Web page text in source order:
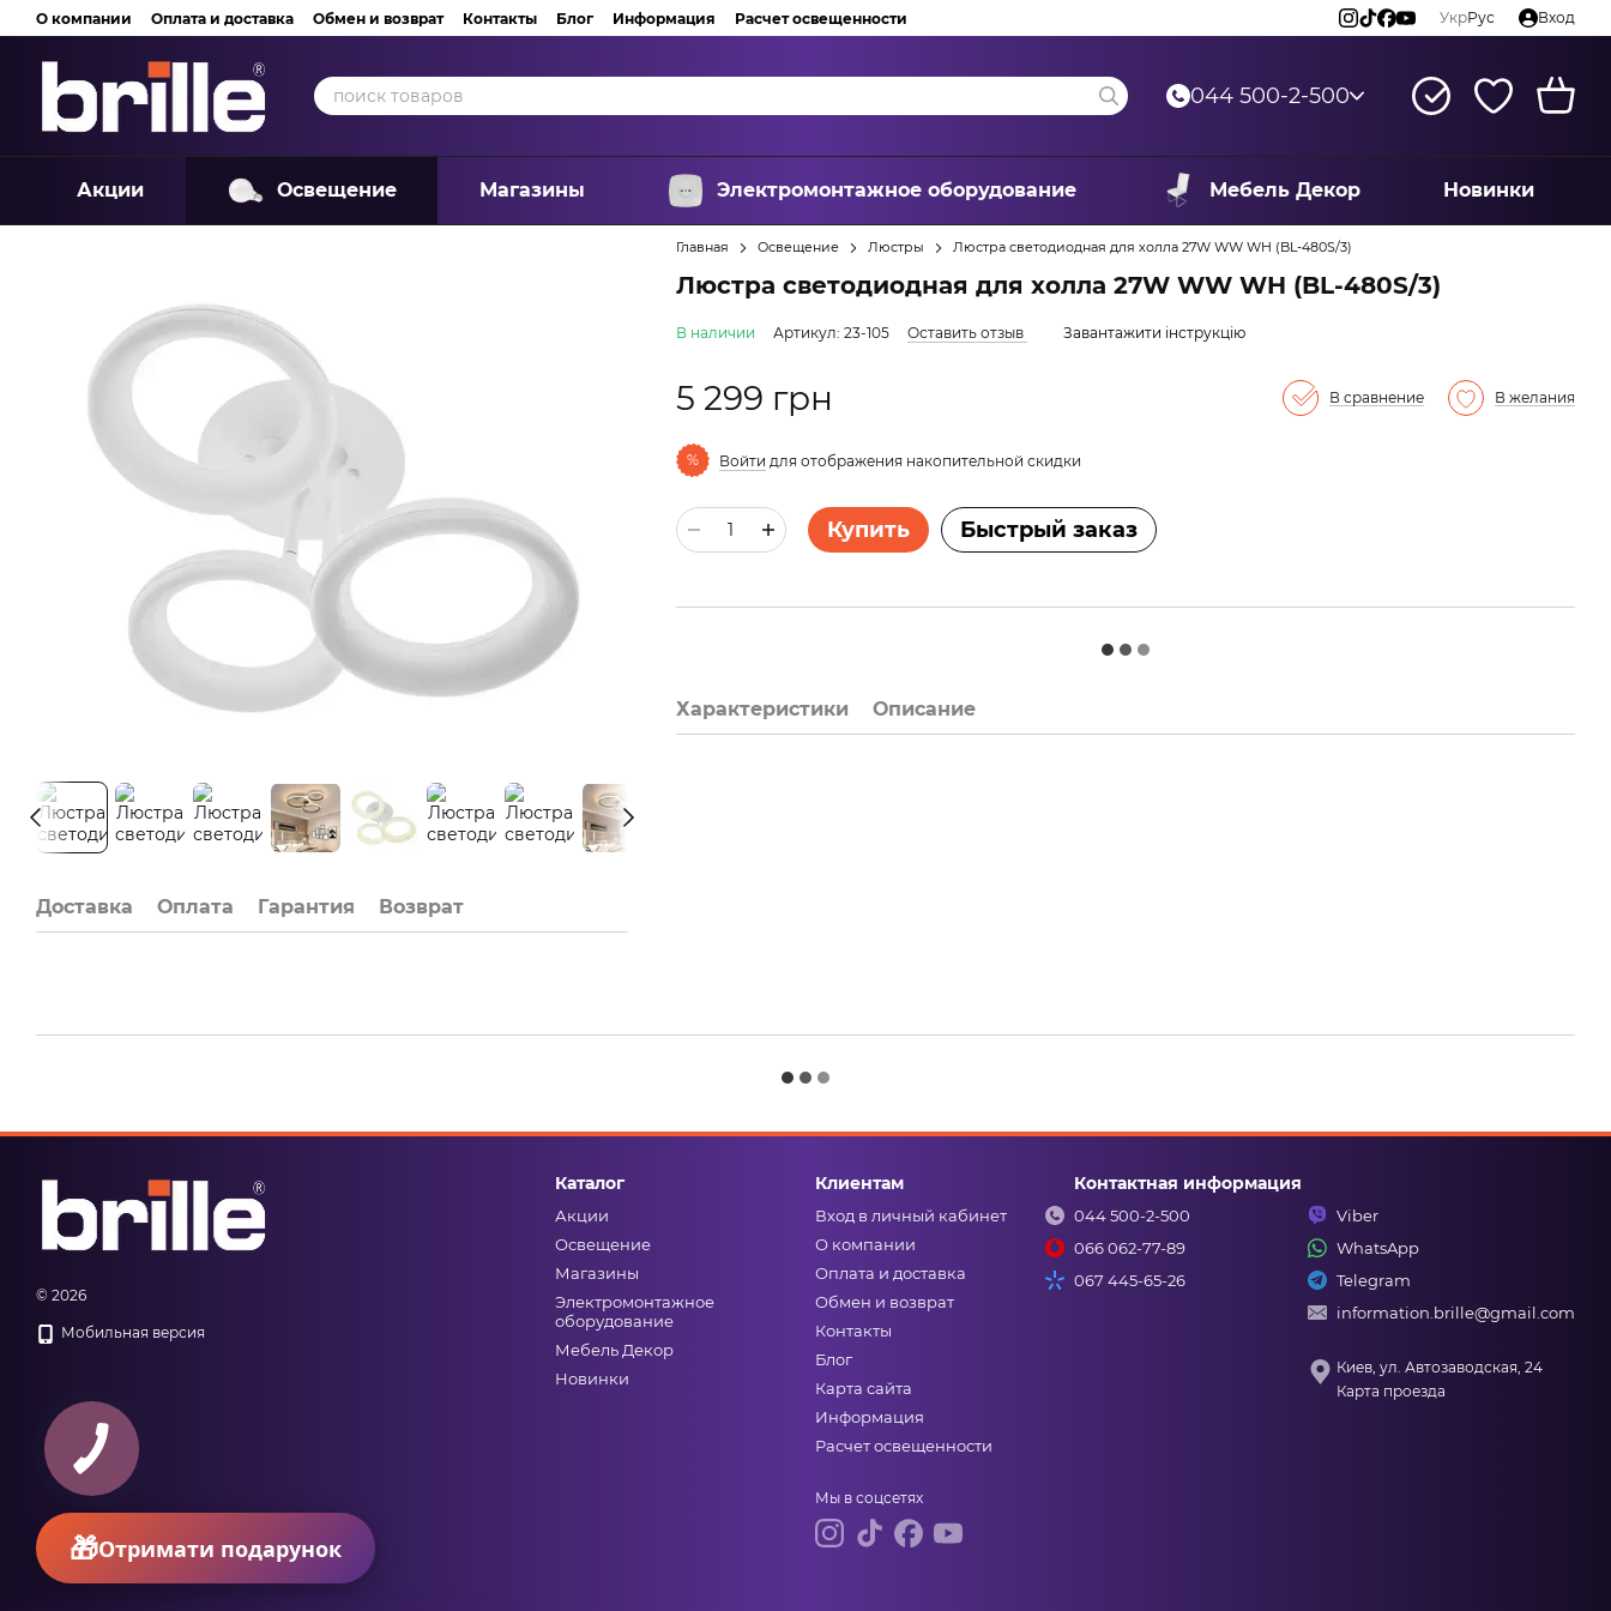
Перейти к основному контенту
О компании Оплата и доставка Обмен и возврат Контакты Блог Информация Расчет освещенности УкрРус Вход
044 500-2-500
Акции Освещение Магазины Электромонтажное оборудование Мебель Декор Новинки
Доставка Оплата Гарантия Возврат
Главная Освещение Люстры Люстра светодиодная для холла 27W WW WH (BL-480S/3)
Люстра светодиодная для холла 27W WW WH (BL-480S/3)
В наличии Артикул: 23-105 Оставить отзыв Завантажити інструкцію
5 299 грн В сравнение В желания
% Войти для отображения накопительной скидки
Купить Быстрый заказ
Характеристики Описание
© 2026
Мобильная версия
Каталог
Акции
Освещение
Магазины
Электромонтажное
оборудование
Мебель Декор
Новинки
Клиентам
Вход в личный кабинет
О компании
Оплата и доставка
Обмен и возврат
Контакты
Блог
Карта сайта
Информация
Расчет освещенности
Мы в соцсетях
Контактная информация
044 500-2-500
066 062-77-89
067 445-65-26
Viber
WhatsApp
Telegram
information.brille@gmail.com
Киев, ул. Автозаводская, 24
Карта проезда
КНОПКА
ЗВ'ЯЗКУ
Отримати подарунок